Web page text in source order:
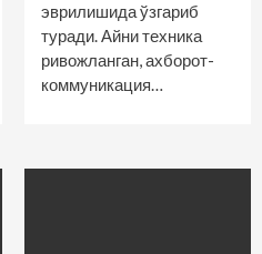
эврилишида ўзгариб
туради. Айни техника
ривожланган, ахборот-
коммуникация…